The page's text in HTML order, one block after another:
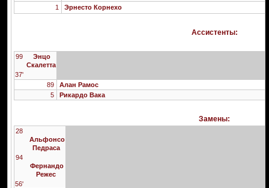
1
Эрнесто Корнехо
Ассистенты:
99
Энцо
Скалетта
37'
89
Алан Рамос
5
Рикардо Вака
Замены:
28
Альфонсо
Педраса
94
Фернандо
Режес
56'